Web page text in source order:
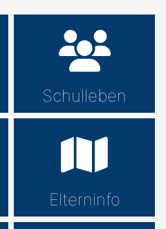
Schulleben
Elterninfo